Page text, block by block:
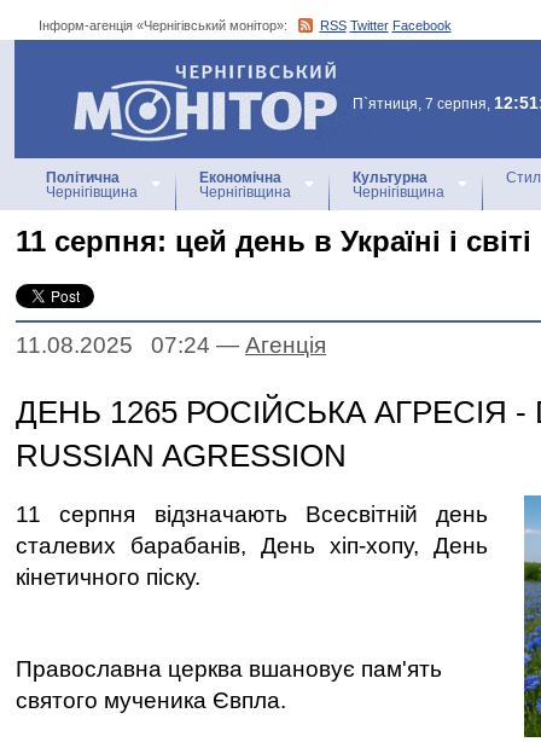
Інформ-агенція «Чернігівський монітор»: RSS Twitter Facebook
Інформ-агенція
«Чернігівський монітор»
П`ятниця, 7 серпня,
Політична
Чернігівщина
Економічна
Чернігівщина
Культурна
Чернігівщина
11 серпня: цей день в Україні і світі
11.08.2025 07:24 — Агенцiя
ДЕНЬ 1265 РОСІЙСЬКА АГРЕСІЯ -
RUSSIAN AGRESSION
11 серпня відзначають Всесвітній день
сталевих барабанів, День хіп-хопу, День
кінетичного піску.
Православна церква вшановує пам'ять
святого мученика Євпла.